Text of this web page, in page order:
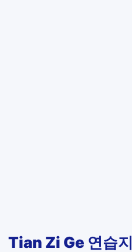
Tian Zi Ge 연습지